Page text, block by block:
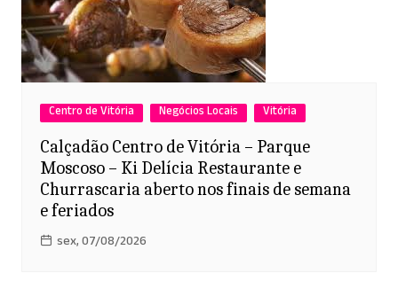
Centro de Vitória Negócios Locais Vitória
Calçadão Centro de Vitória – Parque
Moscoso – Ki Delícia Restaurante e
Churrascaria aberto nos finais de semana
e feriados
sex, 07/08/2026